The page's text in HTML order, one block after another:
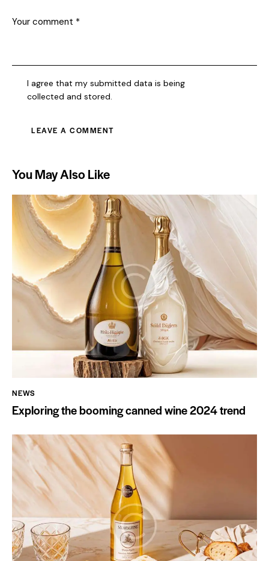
I agree that my submitted data is being
collected and stored.
You May Also Like
NEWS
Exploring the booming canned wine 2024 trend